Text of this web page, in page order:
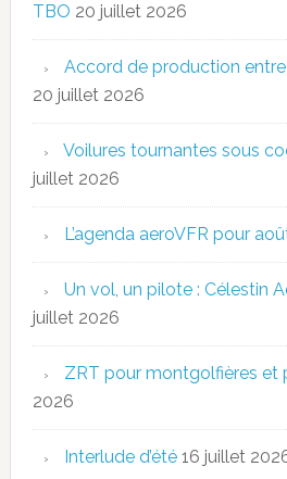
TBO 20 juillet 2026
Accord de production
20 juillet 2026
Voilures tournantes sous
juillet 2026
L’agenda aeroVFR pour
Un vol, un pilote : Célestin
juillet 2026
ZRT pour montgolfières et
2026
Interlude d’été 16 juillet